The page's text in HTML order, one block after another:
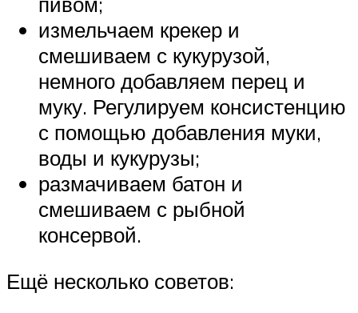
измельчаем крекер и
смешиваем с кукурузой,
немного добавляем перец и
муку. Регулируем консистенцию
с помощью добавления муки,
воды и кукурузы;
размачиваем батон и
смешиваем с рыбной
консервой.
Ещё несколько советов: